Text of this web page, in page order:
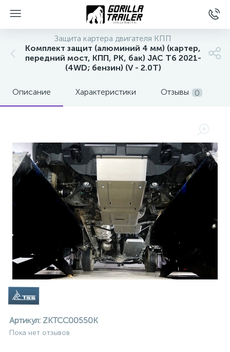
Защита картера двигателя КПП
Комплект защит (алюминий 4 мм) (картер,
передний мост, КПП, РК, бак) JAC T6 2021-
(4WD; бензин) (V - 2.0T)
Описание Характеристики Отзывы 0
Артикул: ZKTCC00550K
Пока нет отзывов